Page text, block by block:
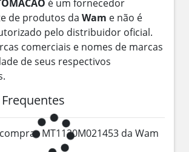
é um fornecedor
de produtos da Wam e não é
pelo distribuidor oficial.
comerciais e nomes de marcas
de seus respectivos
MT1120M021453 da Wam